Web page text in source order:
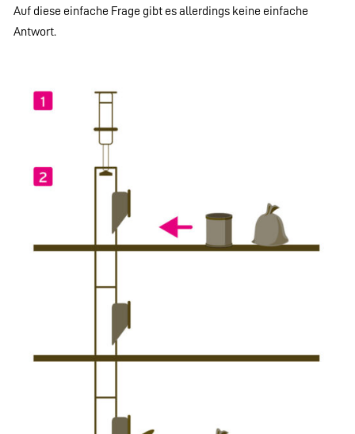
Auf diese einfache Frage gibt es allerdings keine einfache
Antwort.